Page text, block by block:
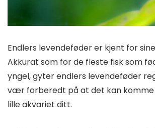
Endlers levendeføder er kjent for
Akkurat som for de fleste fisk som
yngel, gyter endlers levendeføder
vær forberedt på at det kan komme
lille akvariet ditt.